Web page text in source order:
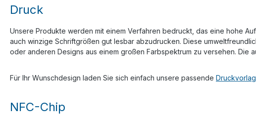
Druck
Unsere Produkte werden mit einem Verfahren bedruckt, das eine hohe
auch winzige Schriftgrößen gut lesbar abzudrucken. Diese
oder anderen Designs aus einem großen Farbspektrum zu versehen. Die
Für Ihr Wunschdesign laden Sie sich einfach unsere passende
NFC-Chip